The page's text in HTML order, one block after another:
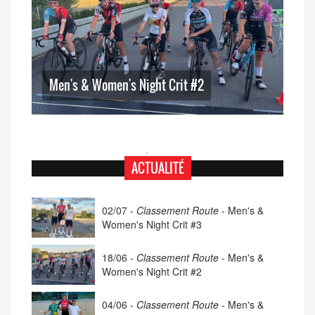
Men's & Women's Night Crit #2
ACTUALITÉ
02/07 - Classement Route - Men's &
Women's Night Crit #3
18/06 - Classement Route - Men's &
Women's Night Crit #2
04/06 - Classement Route - Men's &